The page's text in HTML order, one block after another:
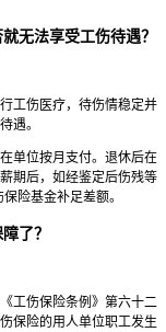
无法享受工伤待遇？
工伤医疗，待伤情稳定并
遇。
单位按月支付。退休后在
期后，如经鉴定后伤残等
险基金补足差额。
了？
工伤保险条例》第六十二
保险的用人单位职工发生